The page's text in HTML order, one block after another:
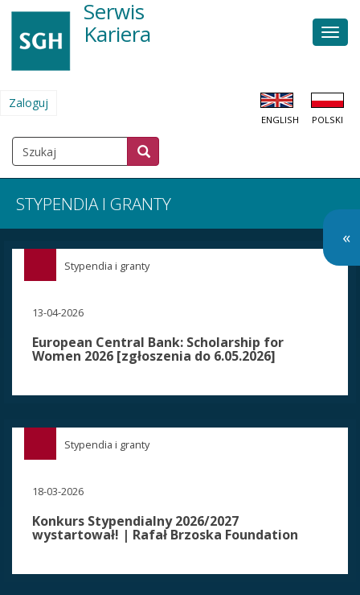
Przejdź
treści
Serwis
Kariera
MENU
UŻYTKOWNIKA
Zaloguj
ENGLISH POLSKI
SZUKAJ
Szukaj Szukaj
«
STYPENDIA I GRANTY
13-04-2026
European Central Bank: Scholarship for
Women 2026 [zgłoszenia do 6.05.2026]
Stypendia i granty
18-03-2026
Konkurs Stypendialny 2026/2027
wystartował! | Rafał Brzoska Foundation
Stypendia i granty